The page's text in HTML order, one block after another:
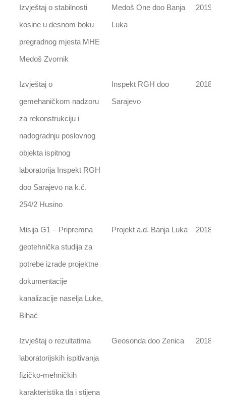
Izvještaj o stabilnosti
kosine u desnom boku
pregradnog mjesta MHE
Medoš Zvornik
Medoš One doo Banja
Luka
2019
Izvještaj o
gemehaničkom nadzoru
za rekonstrukciju i
nadogradnju poslovnog
objekta ispitnog
laboratorija Inspekt RGH
doo Sarajevo na k.č.
254/2 Husino
Inspekt RGH doo
Sarajevo
2018
Misija G1 – Pripremna
geotehnička studija za
potrebe izrade projektne
dokumentacije
kanalizacije naselja Luke,
Bihać
Projekt a.d. Banja Luka 2018
Izvještaj o rezultatima
laboratorijskih ispitivanja
fizičko-mehničkih
karakteristika tla i stijena
Geosonda doo Zenica 2018